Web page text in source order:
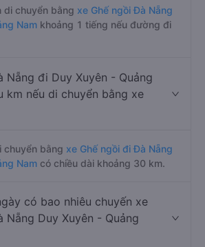
di chuyển bằng xe Ghế ngồi Đà Nẵng
Nam khoảng 1 tiếng nếu đường đi
Nẵng đi Duy Xuyên - Quảng
km nếu di chuyển bằng xe
bằng xe Ghế ngồi đi Đà Nẵng
Nam có chiều dài khoảng 30 km.
có bao nhiêu chuyến xe
Nẵng Duy Xuyên - Quảng